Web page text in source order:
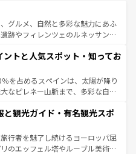
グルメ、自然と多彩な魅力にあふ
跡やフィレンツェのルネッサンス
い田園風景やアマルフィ海岸の絶
せない。観光の合間には、本場の
のイタリア料理を堪能することも
夜眠るまで、すべての瞬間を楽し
報はコンテンツ一覧を参照してほ
ントと人気スポット・知ってお
を占めるスペインは、太陽が降り
なピレネー山脈まで、多彩な自然
、情熱的なフラメンコ、熱気あふ
いタパスが生活の一部となってい
練された雰囲気や、バルセロナの
、地方では古代ローマ遺跡や中世
と観光ガイド・有名観光スポ
行者を魅了し続けるヨーロッパ屈
のエッフェル塔やルーブル美術館